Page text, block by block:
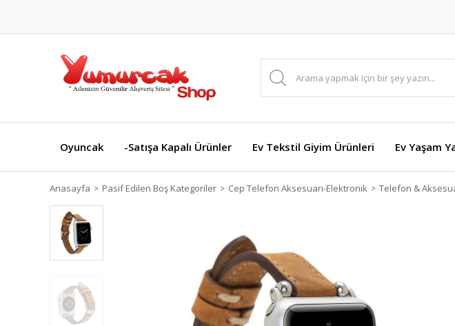
Oyuncak -Satışa Kapalı Ürünler Ev Tekstil Giyim Ürünleri Ev Yaşam
Anasayfa Pasif Edilen Boş Kategoriler Cep Telefon Aksesuarı-Elektronik Telefon &